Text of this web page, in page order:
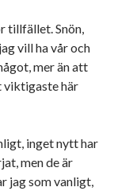
tillfället. Snön,
vill ha vår och
mer än att
viktigaste här
inget nytt har
men de är
jag som vanligt,